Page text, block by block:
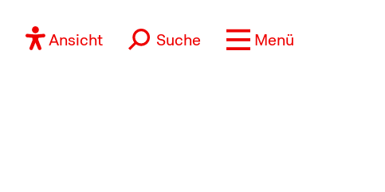
Ansicht Suche Menü